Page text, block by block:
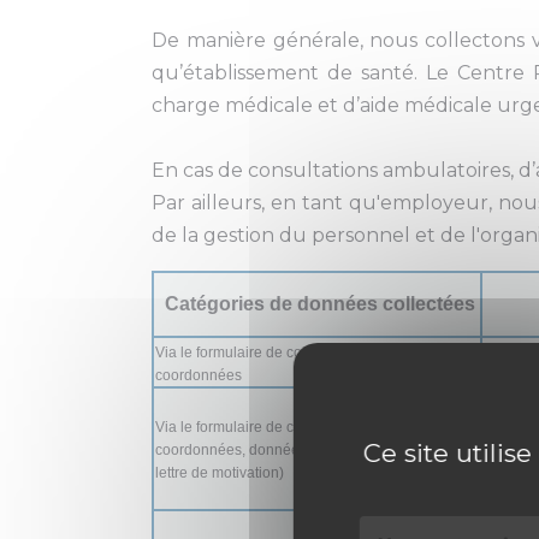
Ce site
De manière générale, nous collectons
qu’établissement de santé. Le
charge médicale et d’aide médicale
En cas de consultations ambulatoires,
Par ailleurs, en tant qu'employeur,
de la gestion du personnel et de
Catégories de données collectées
Via le formulaire de contact : identité et
coordonnées
Via le formulaire de candidature : identité,
coordonnées, données professionnelles (CV,
lettre de motivation)